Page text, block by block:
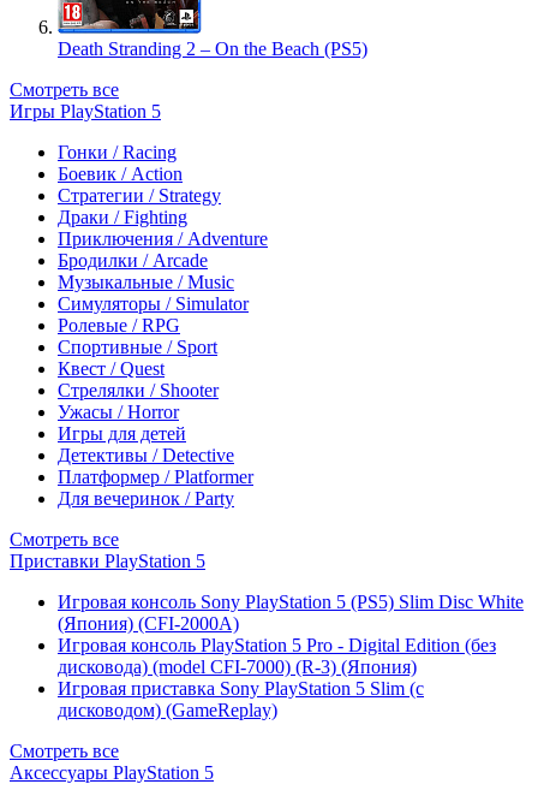
Death Stranding 2 – On the Beach (PS5)
Смотреть все
Игры PlayStation 5
Гонки / Racing
Боевик / Action
Стратегии / Strategy
Драки / Fighting
Приключения / Adventure
Бродилки / Arcade
Музыкальные / Music
Симуляторы / Simulator
Ролевые / RPG
Спортивные / Sport
Квест / Quest
Стрелялки / Shooter
Ужасы / Horror
Игры для детей
Детективы / Detective
Платформер / Platformer
Для вечеринок / Party
Смотреть все
Приставки PlayStation 5
Игровая консоль Sony PlayStation 5 (PS5) Slim Disc White
(Япония) (CFI-2000A)
Игровая консоль PlayStation 5 Pro - Digital Edition (без
дисковода) (model CFI-7000) (R-3) (Япония)
Игровая приставка Sony PlayStation 5 Slim (с
дисководом) (GameReplay)
Смотреть все
Аксессуары PlayStation 5